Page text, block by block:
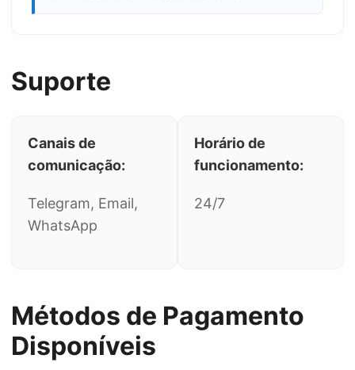
Suporte
Canais de
comunicação:
Telegram, Email,
WhatsApp
Horário de
funcionamento:
24/7
Métodos de Pagamento
Disponíveis